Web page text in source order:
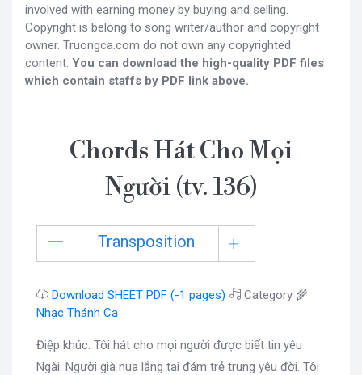
involved with earning money by buying and selling.
Copyright is belong to song writer/author and copyright
owner. Truongca.com do not own any copyrighted
content. You can download the high-quality PDF files
which contain staffs by PDF link above.
Chords Hát Cho Mọi
Người (tv. 136)
Transposition
Download SHEET PDF (-1 pages)
Category 🌾
Nhạc Thánh Ca
Điệp khúc. Tôi hát cho mọi người được biết tin yêu
Ngài. Người già nua lắng tai đám trẻ trung yêu đời. Tôi